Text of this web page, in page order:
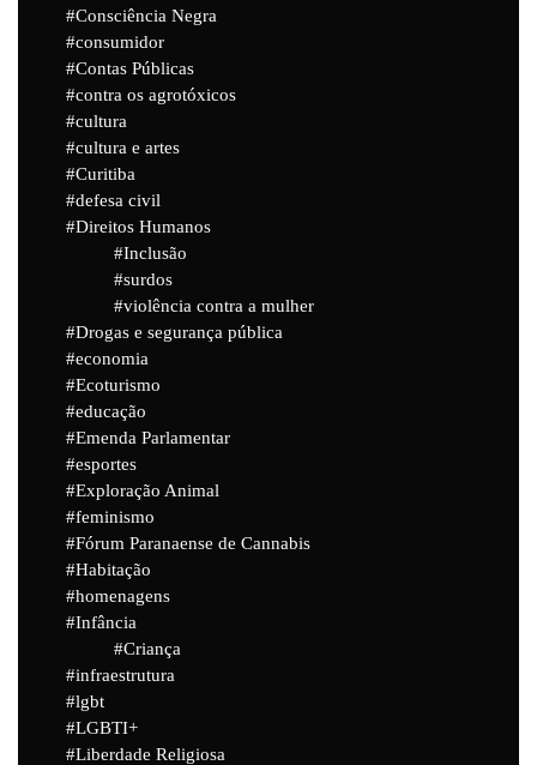
Consciência Negra
consumidor
Contas Públicas
contra os agrotóxicos
cultura
cultura e artes
Curitiba
defesa civil
Direitos Humanos
Inclusão
surdos
violência contra a mulher
Drogas e segurança pública
economia
Ecoturismo
educação
Emenda Parlamentar
esportes
Exploração Animal
feminismo
Fórum Paranaense de Cannabis
Habitação
homenagens
Infância
Criança
infraestrutura
lgbt
LGBTI+
Liberdade Religiosa